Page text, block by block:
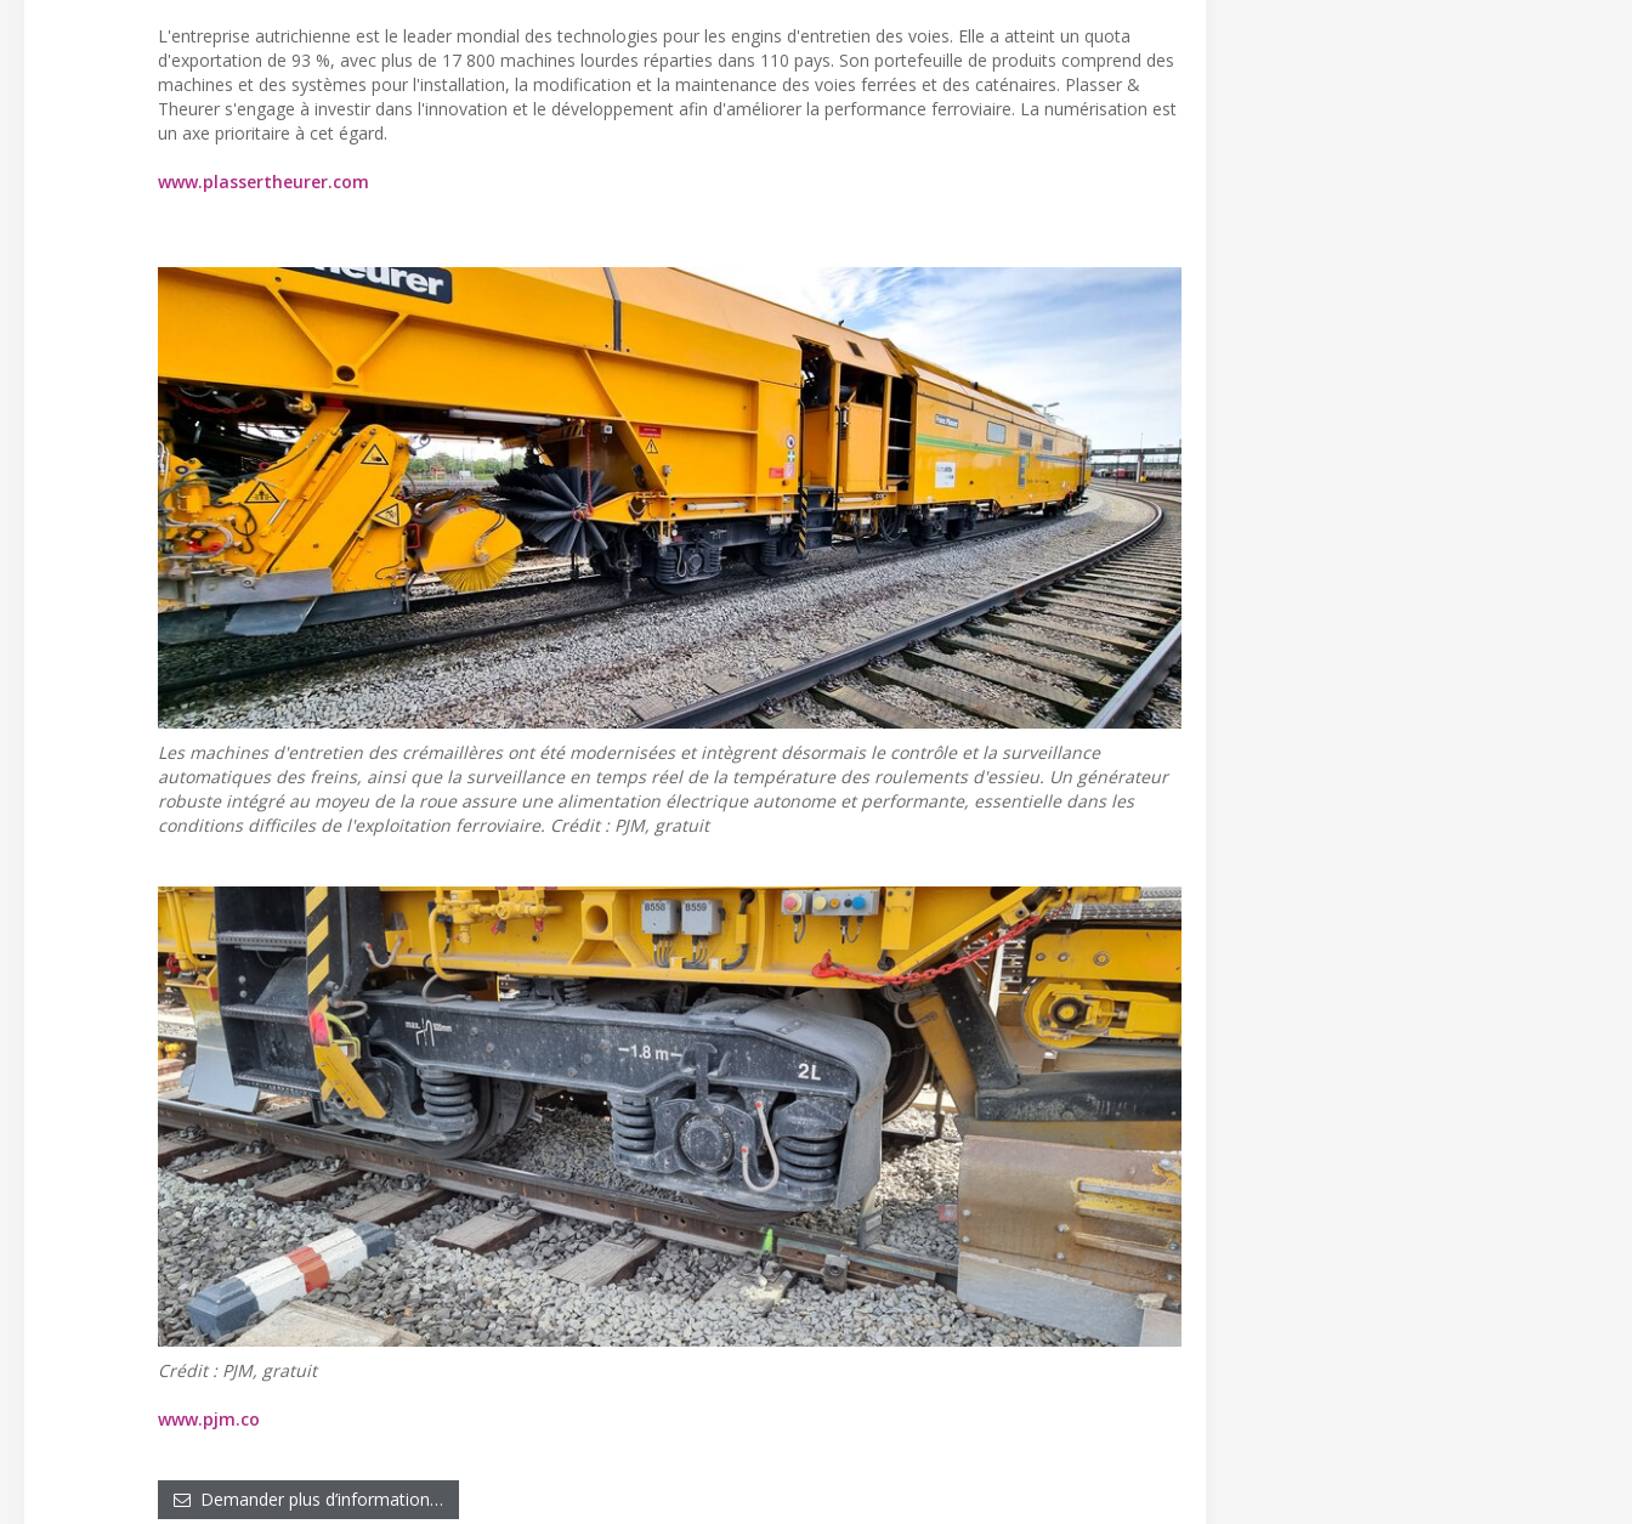
L'entreprise autrichienne est le leader mondial des technologies pour les engins d'entretien des voies. Elle a atteint un quota
d'exportation de 93 %, avec plus de 17 800 machines lourdes réparties dans 110 pays. Son portefeuille de produits comprend des
machines et des systèmes pour l'installation, la modification et la maintenance des voies ferrées et des caténaires. Plasser &
Theurer s'engage à investir dans l'innovation et le développement afin d'améliorer la performance ferroviaire. La numérisation est
un axe prioritaire à cet égard.
www.plassertheurer.com
Les machines d'entretien des crémaillères ont été modernisées et intègrent désormais le contrôle et la surveillance
automatiques des freins, ainsi que la surveillance en temps réel de la température des roulements d'essieu. Un générateur
robuste intégré au moyeu de la roue assure une alimentation électrique autonome et performante, essentielle dans les
conditions difficiles de l'exploitation ferroviaire. Crédit : PJM, gratuit
Crédit : PJM, gratuit
www.pjm.co
Demander plus d’information…